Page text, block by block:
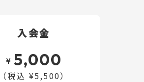
入会金
¥ 5,000
（税込 ¥5,500）